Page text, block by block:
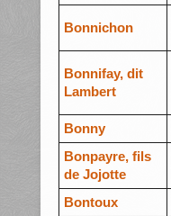
Bonnichon
Bonnifay, dit
Lambert
Bonny
Bonpayre, fils
de Jojotte
Bontoux